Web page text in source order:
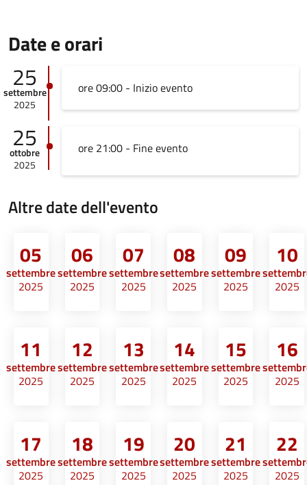
Date e orari
25
settembre
2025
ore 09:00 - Inizio evento
25
ottobre
2025
ore 21:00 - Fine evento
Altre date dell'evento
05
settembre
2025
06
settembre
2025
07
settembre
2025
08
settembre
2025
09
settembre
2025
10
2025
11
settembre
2025
12
settembre
2025
13
settembre
2025
14
settembre
2025
15
settembre
2025
16
2025
17
settembre
2025
18
settembre
2025
19
settembre
2025
20
settembre
2025
21
settembre
2025
22
2025